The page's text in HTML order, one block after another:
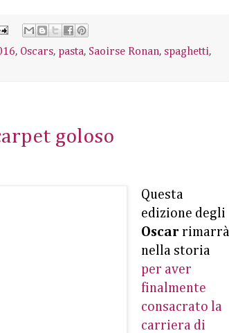
, Oscars, pasta, Saoirse Ronan, spaghetti,
goloso
Questa
edizione degli
Oscar rimarrà
nella storia
per aver
finalmente
consacrato la
carriera di